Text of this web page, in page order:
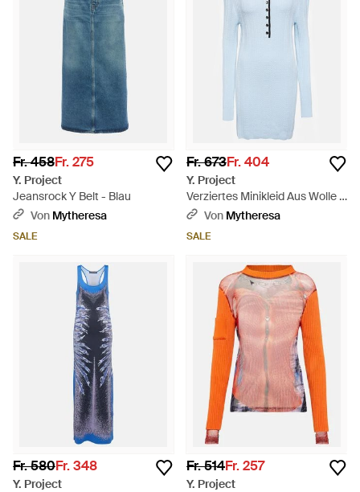
Fr. 458Fr. 275
Y. Project
Jeansrock Y Belt - Blau
Von Mytheresa
SALE
Fr. 673Fr. 404
Y. Project
Verziertes Minikleid Aus Wolle -
BlauVon Mytheresa
SALE
Fr. 580Fr. 348
Y. Project
Fr. 514Fr. 257
Y. Project